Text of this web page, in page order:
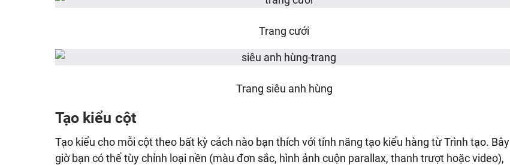
Trang cưới
Trang siêu anh hùng
Tạo kiểu cột
Tạo kiểu cho mỗi cột theo bất kỳ cách nào bạn thích với tính năng tạo kiểu hàng từ Trình tạo. Bây
giờ bạn có thể tùy chỉnh loại nền (màu đơn sắc, hình ảnh cuộn parallax, thanh trượt hoặc video),